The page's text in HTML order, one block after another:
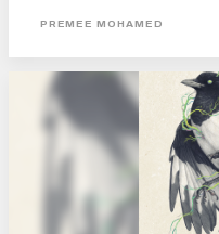
son héroïne et vivre ses
PREMEE MOHAMED